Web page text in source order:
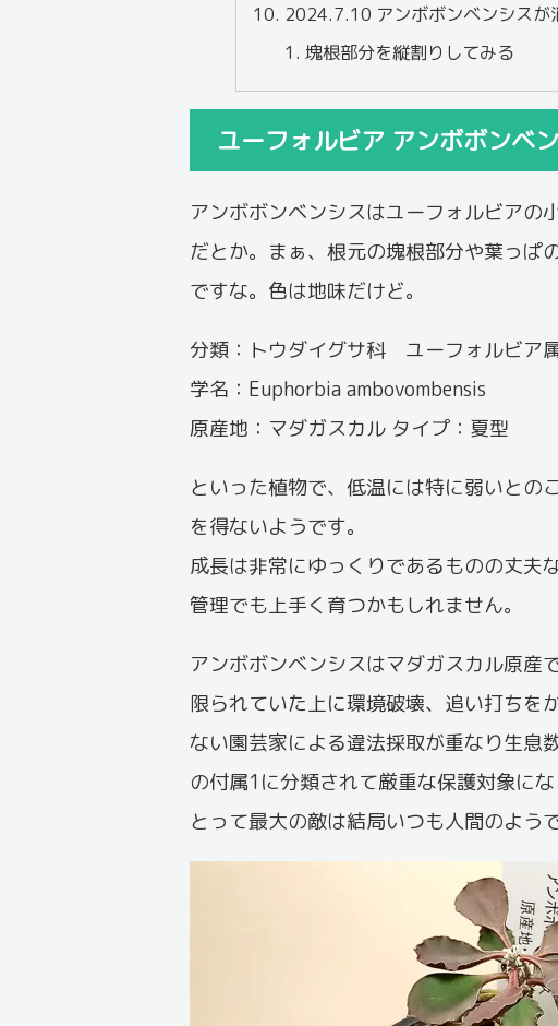
2024.7.10 アンボボンベンシスが
塊根部分を縦割りしてみる
ユーフォルビア アンボボンベ
アンボボンベンシスはユーフォルビアの
だとか。まぁ、根元の塊根部分や葉っぱ
ですな。色は地味だけど。
分類：トウダイグサ科 ユーフォルビア
学名：Euphorbia ambovombensis
原産地：マダガスカル タイプ：夏型
といった植物で、低温には特に弱いとの
を得ないようです。
成長は非常にゆっくりであるものの丈夫
管理でも上手く育つかもしれません。
アンボボンベンシスはマダガスカル原産
限られていた上に環境破壊、追い打ちを
ない園芸家による違法採取が重なり生息
の付属1に分類されて厳重な保護対象に
とって最大の敵は結局いつも人間のようで